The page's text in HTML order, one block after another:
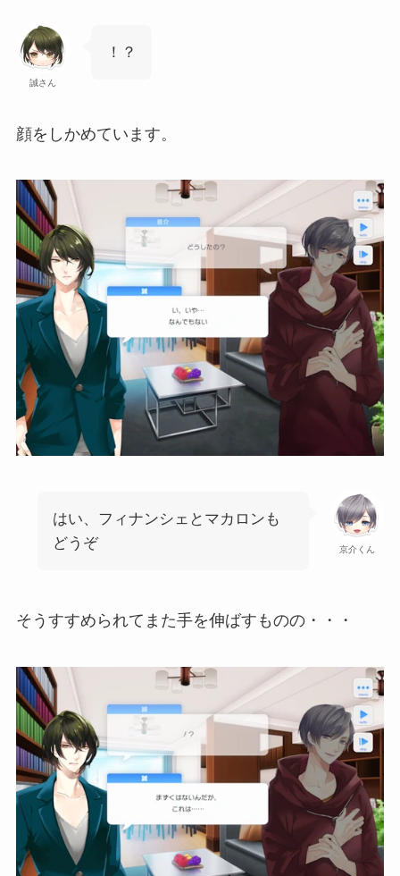
誠さん
！？
顔をしかめています。
京介くん
はい、フィナンシェとマカロンも
どうぞ
そうすすめられてまた手を伸ばすものの・・・